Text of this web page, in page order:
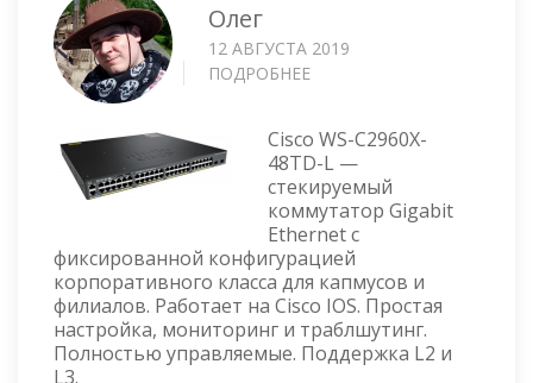
Олег
12 АВГУСТА 2019
ПОДРОБНЕЕ
CATALYST
2960
—
WS-
C2960X-
48TD-
L
Cisco WS-C2960X-
48TD-L —
стекируемый
коммутатор Gigabit
Ethernet с
фиксированной конфигурацией
корпоративного класса для капмусов и
филиалов. Работает на Cisco IOS. Простая
настройка, мониторинг и траблшутинг.
Полностью управляемые. Поддержка L2 и
L3.